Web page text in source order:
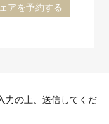
アを予約する